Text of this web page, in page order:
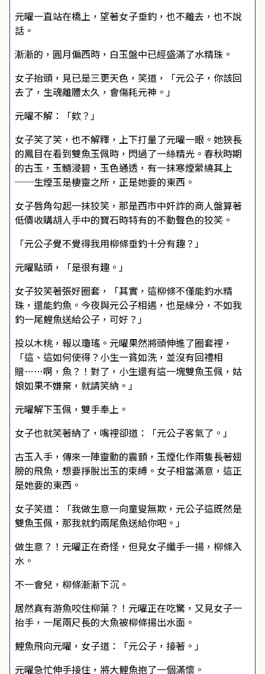
元曜一直站在橋上，望著女子垂釣，也不離去，也不說
話。
漸漸的，圓月偏西時，白玉盤中已經盛滿了水精珠。
女子抬頭，見已是三更天色，笑道，「元公子，你該回
去了，生魂離體太久，會傷耗元神。」
元曜不解：「欸？」
女子笑了笑，也不解釋，上下打量了元曜一眼。她狹長
的鳳目在看到雙魚玉佩時，閃過了一絲精光。春秋時期
的古玉，玉髓浸碧，玉色通透，有一抹寒煙縈繞其上
──生煙玉是棲靈之所，正是她要的東西。
女子唇角勾起一抹狡笑，那是西市中奸詐的商人盤算著
低價收購胡人手中的寶石時特有的不動聲色的狡笑。
「元公子覺不覺得我用柳條垂釣十分有趣？」
元曜點頭，「是很有趣。」
女子狡笑著張好圈套，「其實，這柳條不僅能釣水精
珠，還能釣魚。今夜與元公子相遇，也是緣分，不如我
釣一尾鯉魚送給公子，可好？」
投以木桃，報以瓊瑤。元曜果然將頭伸進了圈套裡，
「這、這如何使得？小生一貧如洗，並沒有回禮相
贈……啊，魚？！對了，小生還有這一塊雙魚玉佩，姑
娘如果不嫌棄，就請笑納。」
元曜解下玉佩，雙手奉上。
女子也就笑著納了，嘴裡卻道：「元公子客氣了。」
古玉入手，傳來一陣靈動的震顫，玉煙化作兩隻長著翅
膀的飛魚，想要掙脫出玉的束縛。女子相當滿意，這正
是她要的東西。
女子笑道：「我做生意一向童叟無欺，元公子這既然是
雙魚玉佩，那我就釣兩尾魚送給你吧。」
做生意？！元曜正在奇怪，但見女子纖手一揚，柳條入
水。
不一會兒，柳條漸漸下沉。
居然真有游魚咬住柳葉？！元曜正在吃驚，又見女子一
抬手，一尾兩尺長的大魚被柳條揚出水面。
鯉魚飛向元曜，女子道：「元公子，接著。」
元曜急忙伸手接住，將大鯉魚抱了一個滿懷。